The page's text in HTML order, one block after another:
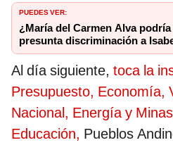
PUEDES VER:
¿María del Carmen Alva
presunta discriminación a
Al día siguiente, toca la
Presupuesto, Economía,
Nacional, Energía y
Educación, Pueblos